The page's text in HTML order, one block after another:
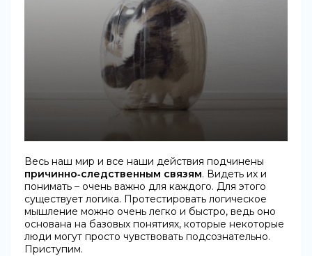
Весь наш мир и все наши действия подчинены
причинно‐следственным связям. Видеть их и
понимать – очень важно для каждого. Для этого
существует логика. Протестировать логическое
мышление можно очень легко и быстро, ведь оно
основана на базовых понятиях, которые некоторые
люди могут просто чувствовать подсознательно.
Приступим.